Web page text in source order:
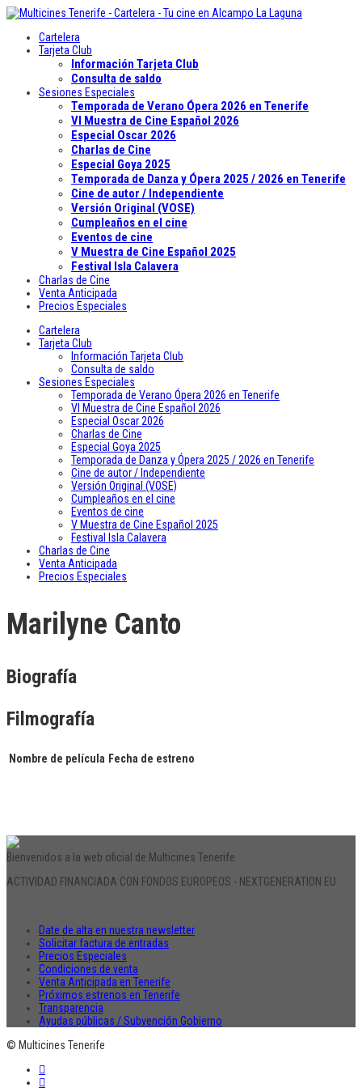
Cartelera
Tarjeta Club
Información Tarjeta Club
Consulta de saldo
Sesiones Especiales
Temporada de Verano Ópera 2026 en Tenerife
VI Muestra de Cine Español 2026
Especial Oscar 2026
Charlas de Cine
Especial Goya 2025
Temporada de Danza y Ópera 2025 / 2026 en Tenerife
Cine de autor / Independiente
Versión Original (VOSE)
Cumpleaños en el cine
Eventos de cine
V Muestra de Cine Español 2025
Festival Isla Calavera
Charlas de Cine
Venta Anticipada
Precios Especiales
Cartelera
Tarjeta Club
Información Tarjeta Club
Consulta de saldo
Sesiones Especiales
Temporada de Verano Ópera 2026 en Tenerife
VI Muestra de Cine Español 2026
Especial Oscar 2026
Charlas de Cine
Especial Goya 2025
Temporada de Danza y Ópera 2025 / 2026 en Tenerife
Cine de autor / Independiente
Versión Original (VOSE)
Cumpleaños en el cine
Eventos de cine
V Muestra de Cine Español 2025
Festival Isla Calavera
Charlas de Cine
Venta Anticipada
Precios Especiales
Marilyne Canto
Biografía
Filmografía
Nombre de película Fecha de estreno
Bienvenidos a la web oficial de Multicines Tenerife
ACTIVIDAD FINANCIADA CON FONDOS EUROPEOS - NEXTGENERATION EU
Date de alta en nuestra newsletter
Solicitar factura de entradas
Precios Especiales
Condiciones de venta
Venta Anticipada en Tenerife
Próximos estrenos en Tenerife
Transparencia
Ayudas públicas / Subvención Gobierno
© Multicines Tenerife